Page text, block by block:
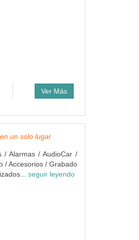
Ver Más
un solo lugar
/ Alarmas / AudioCar /
/ Accesorios / Grabado
seguir leyendo